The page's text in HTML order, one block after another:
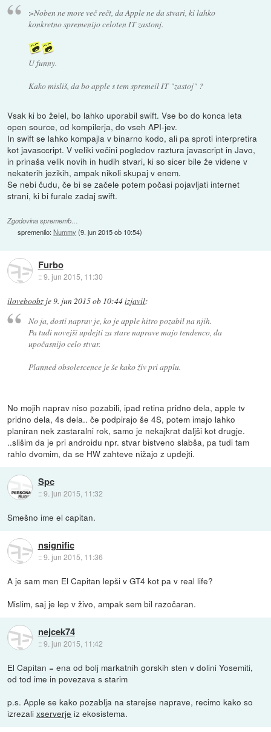
>Noben ne more več rečt, da Apple ne da stvari, ki lahko
konkretno spremenijo celoten IT zastonj.
U funny.
Kako misliš, da bo apple s tem spremeil IT "zastoj" ?
Vsak ki bo želel, bo lahko uporabil swift. Vse bo do konca leta
open source, od kompilerja, do vseh API-jev.
In swift se lahko kompajla v binarno kodo, ali pa sproti interpretira
kot javasccript. V veliki večini pogledov raztura javascript in Javo,
in prinaša velik novih in hudih stvari, ki so sicer bile že videne v
nekaterih jezikih, ampak nikoli skupaj v enem.
Se nebi čudu, če bi se začele potem počasi pojavljati internet
strani, ki bi furale zadaj swift.
Zgodovina sprememb…
spremenilo:Nummy (9. jun 2015 ob 10:54)
Furbo
::9. jun 2015, 11:30
iloveboobz je9. jun 2015 ob 10:44izjavil:
No ja, dosti naprav je, ko je apple hitro pozabil na njih.
Pa tudi novejši updejti za stare naprave majo tendenco, da
upočasnijo celo stvar.
Planned obsolescence je še kako živ pri applu.
No mojih naprav niso pozabili, ipad retina pridno dela, apple tv
pridno dela, 4s dela.. če podpirajo še 4S, potem imajo lahko
planiran nek zastaralni rok, samo je nekajkrat daljši kot drugje.
..slišim da je pri androidu npr. stvar bistveno slabša, pa tudi tam
rahlo dvomim, da se HW zahteve nižajo z updejti.
Spc
::9. jun 2015, 11:32
Smešno ime el capitan.
nsignific
::9. jun 2015, 11:36
A je sam men El Capitan lepši v GT4 kot pa v real life?
Mislim, saj je lep v živo, ampak sem bil razočaran.
nejcek74
::9. jun 2015, 11:42
El Capitan = ena od bolj markatnih gorskih sten v dolini Yosemiti,
od tod ime in povezava s starim
p.s. Apple se kako pozablja na starejse naprave, recimo kako so
izrezalixserverje iz ekosistema.